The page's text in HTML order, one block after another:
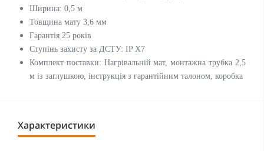
Ширина: 0,5 м
Товщина мату 3,6 мм
Гарантія 25 років
Ступінь захисту за ДСТУ: IP X7
Комплект поставки: Нагрівальній мат, монтажна трубка 2,5
м із заглушкою, інструкція з гарантійним талоном, коробка
Характеристики